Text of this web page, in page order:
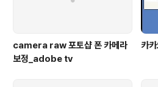
camera raw 포토샵 폰 카메라
보정_adobe tv
카